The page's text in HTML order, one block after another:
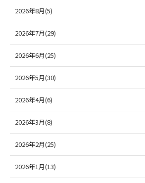
2026年8月(5)
2026年7月(29)
2026年6月(25)
2026年5月(30)
2026年4月(6)
2026年3月(8)
2026年2月(25)
2026年1月(13)